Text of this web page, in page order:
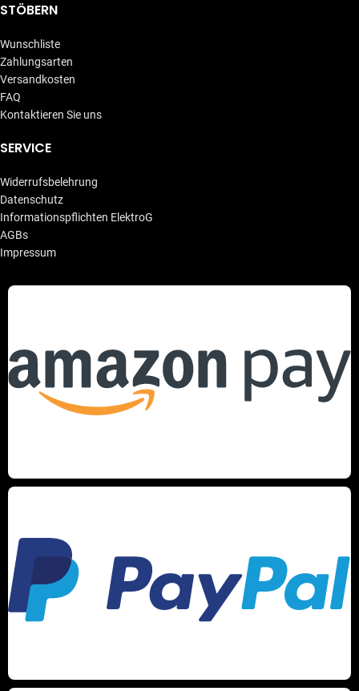
STÖBERN
Wunschliste
Zahlungsarten
Versandkosten
FAQ
Kontaktieren Sie uns
SERVICE
Widerrufsbelehrung
Datenschutz
Informationspflichten ElektroG
AGBs
Impressum